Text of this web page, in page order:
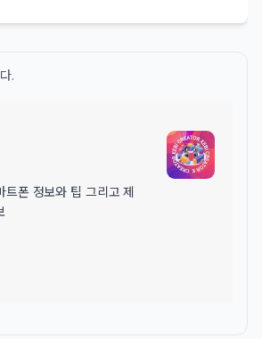
.
폰 정보와 팁 그리고 제